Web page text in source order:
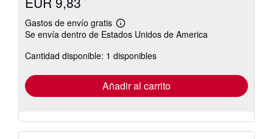
Gastos de envío gratis
Más
información
las
tarifas
envío
Se envía dentro de Estados Unidos de America
Cantidad disponible: 1 disponibles
Añadir al carrito